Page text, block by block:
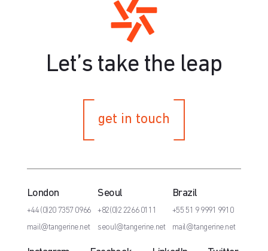
Let’s take the leap
get in touch
London
+44 (0)20 7357 0966
mail@tangerine.net
Seoul
+82(0)2 2266 0111
seoul@tangerine.net
Brazil
+55 51 9 9991 9910
mail@tangerine.net